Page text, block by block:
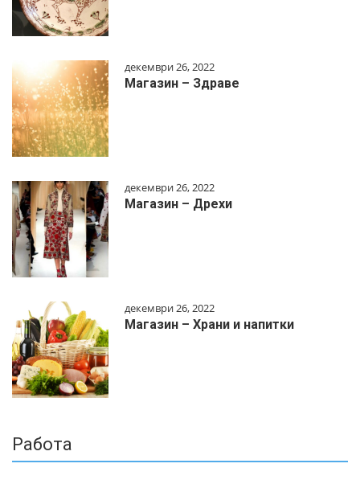
декември 26, 2022
Магазин – Здраве
декември 26, 2022
Магазин – Дрехи
декември 26, 2022
Магазин – Храни и напитки
Работа